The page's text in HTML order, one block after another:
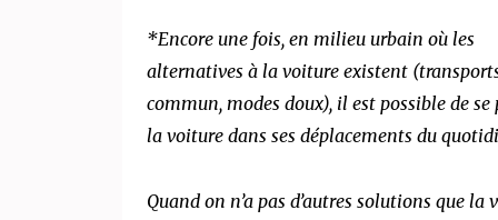
*Encore une fois, en milieu urbain où les
alternatives à la voiture existent
commun, modes doux), il est possible de se
la voiture dans ses déplacements du
Quand on n’a pas d’autres solutions que la